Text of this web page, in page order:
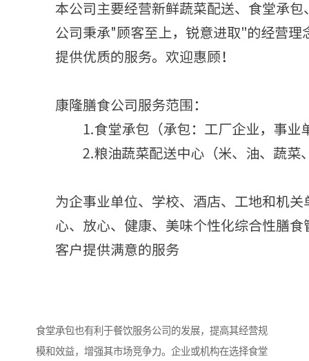
食堂承包也有利于餐饮服务公司的发展，提高其经营规
模和效益，增强其市场竞争力。企业或机构在选择食堂